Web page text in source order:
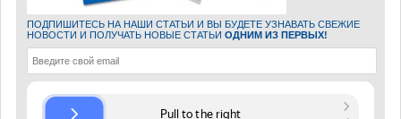
ПОДПИШИТЕСЬ НА НАШИ СТАТЬИ И ВЫ БУДЕТЕ УЗНАВАТЬ СВЕЖИЕ
НОВОСТИ И ПОЛУЧАТЬ НОВЫЕ СТАТЬИ ОДНИМ ИЗ ПЕРВЫХ!